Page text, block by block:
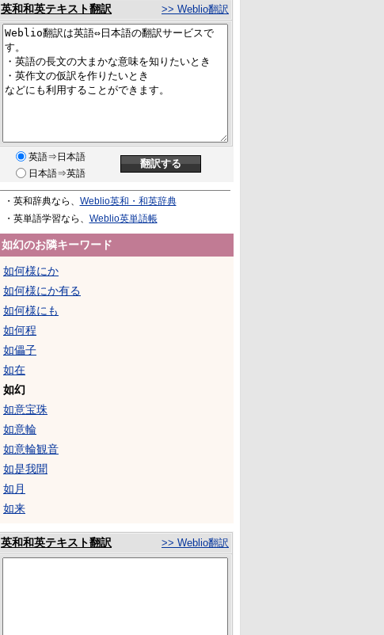
英和和英テキスト翻訳 >> Weblio翻訳
英語⇒日本語
日本語⇒英語
・英和辞典なら、 Weblio英和・和英辞典
・英単語学習なら、 Weblio英単語帳
如幻のお隣キーワード
如何様にか
如何様にか有る
如何様にも
如何程
如儡子
如在
如幻
如意宝珠
如意輪
如意輪観音
如是我聞
如月
如来
英和和英テキスト翻訳 >> Weblio翻訳